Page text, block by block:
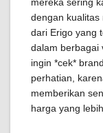
dengan kualitas
dari Erigo yang
dalam berbagai
ingin *cek*
perhatian,
memberikan
harga yang